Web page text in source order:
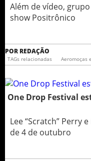
Além de vídeo,
show Positrônico
POR REDAÇÃO
TAGs relacionadas Aeromoças
One Drop Festival
Lee “Scratch” Perry
de 4 de outubro